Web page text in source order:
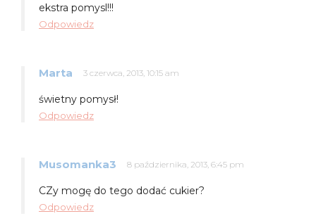
ekstra pomysl!!!
Odpowiedz
Marta 3 czerwca, 2013, 10:15 am
świetny pomysł!
Odpowiedz
Musomanka3 8 października, 2013, 6:45 pm
CZy mogę do tego dodać cukier?
Odpowiedz